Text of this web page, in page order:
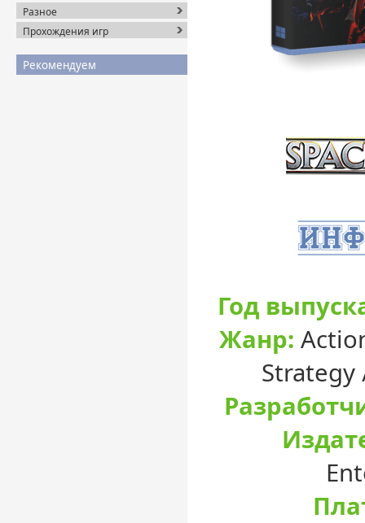
Разное
Прохождения игр
Рекомендуем
Год
Жанр:
Strategy